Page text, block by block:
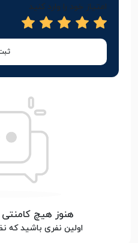
امتیاز خود را وارد کنید
هنوز هیچ
اولین نفری باشید که